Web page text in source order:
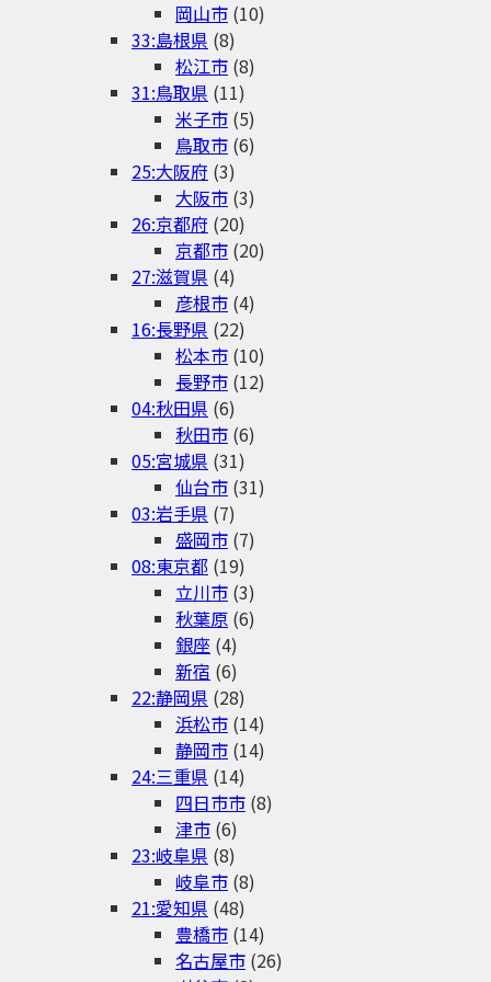
岡山市 (10)
33:島根県 (8)
松江市 (8)
31:鳥取県 (11)
米子市 (5)
鳥取市 (6)
25:大阪府 (3)
大阪市 (3)
26:京都府 (20)
京都市 (20)
27:滋賀県 (4)
彦根市 (4)
16:長野県 (22)
松本市 (10)
長野市 (12)
04:秋田県 (6)
秋田市 (6)
05:宮城県 (31)
仙台市 (31)
03:岩手県 (7)
盛岡市 (7)
08:東京都 (19)
立川市 (3)
秋葉原 (6)
銀座 (4)
新宿 (6)
22:静岡県 (28)
浜松市 (14)
静岡市 (14)
24:三重県 (14)
四日市市 (8)
津市 (6)
23:岐阜県 (8)
岐阜市 (8)
21:愛知県 (48)
豊橋市 (14)
名古屋市 (26)